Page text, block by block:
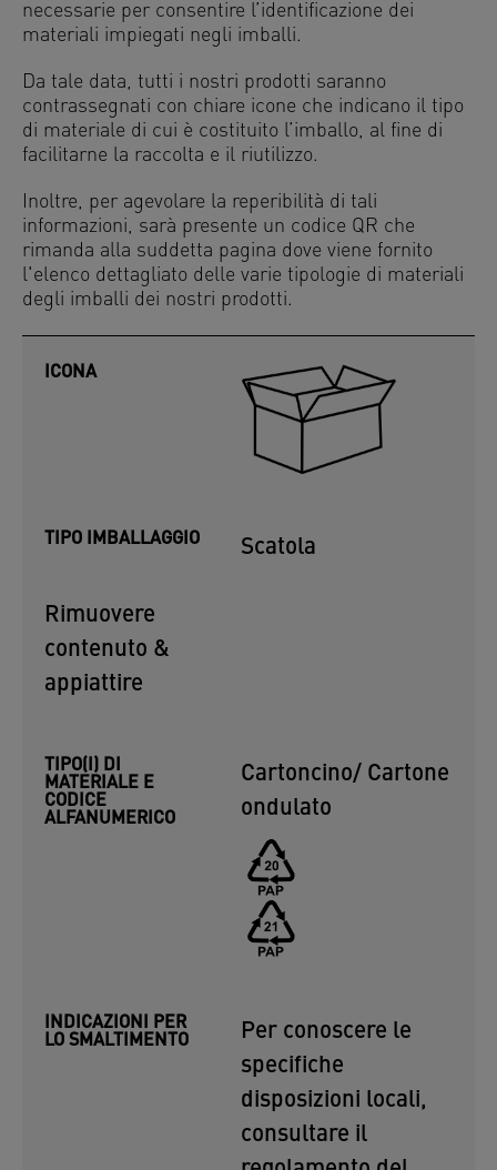
necessarie per consentire l’identificazione dei
materiali impiegati negli imballi.
Da tale data, tutti i nostri prodotti saranno
contrassegnati con chiare icone che indicano il tipo
di materiale di cui è costituito l’imballo, al fine di
facilitarne la raccolta e il riutilizzo.
Inoltre, per agevolare la reperibilità di tali
informazioni, sarà presente un codice QR che
rimanda alla suddetta pagina dove viene fornito
l'elenco dettagliato delle varie tipologie di materiali
degli imballi dei nostri prodotti.
ICONA
TIPO IMBALLAGGIO Scatola
Rimuovere
contenuto &
appiattire
TIPO(I) DI
MATERIALE E
CODICE
ALFANUMERICO
Cartoncino/ Cartone
ondulato
INDICAZIONI PER
LO SMALTIMENTO
Per conoscere le
specifiche
disposizioni locali,
consultare il